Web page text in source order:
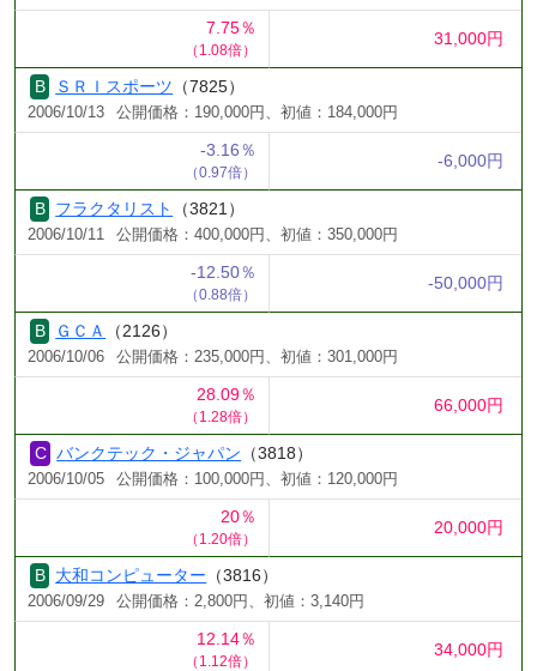
7.75％
（1.08倍）
31,000円
ＳＲＩスポーツ （7825）
2006/10/13 公開価格：190,000円、初値：184,000円
-3.16％
（0.97倍）
-6,000円
フラクタリスト （3821）
2006/10/11 公開価格：400,000円、初値：350,000円
-12.50％
（0.88倍）
-50,000円
ＧＣＡ （2126）
2006/10/06 公開価格：235,000円、初値：301,000円
28.09％
（1.28倍）
66,000円
バンクテック・ジャパン （3818）
2006/10/05 公開価格：100,000円、初値：120,000円
20％
（1.20倍）
20,000円
大和コンピューター （3816）
2006/09/29 公開価格：2,800円、初値：3,140円
12.14％
（1.12倍）
34,000円